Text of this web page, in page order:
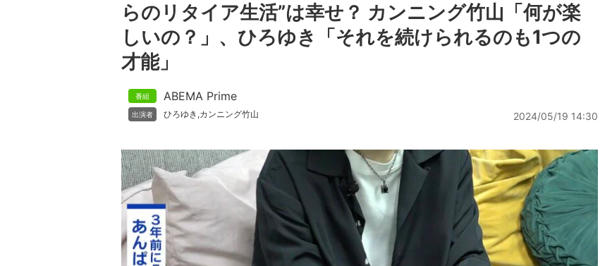
らのリタイア生活”は幸せ？ カンニング竹山「何が楽
しいの？」、ひろゆき「それを続けられるのも1つの
才能」
ABEMA Prime
ひろゆき ,カンニング竹山 2024/05/19 14:30